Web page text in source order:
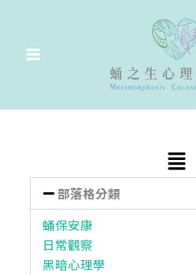
容
Main
部落格分類
蛹保安康
日常觀察
黑暗心理學